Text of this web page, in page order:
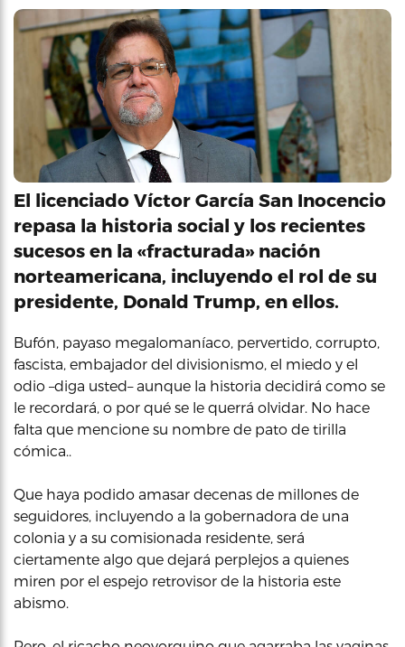
El licenciado Víctor García San Inocencio
repasa la historia social y los recientes
sucesos en la «fracturada» nación
norteamericana, incluyendo el rol de su
presidente, Donald Trump, en ellos.
Bufón, payaso megalomaníaco, pervertido, corrupto,
fascista, embajador del divisionismo, el miedo y el
odio –diga usted– aunque la historia decidirá como se
le recordará, o por qué se le querrá olvidar. No hace
falta que mencione su nombre de pato de tirilla
cómica..
Que haya podido amasar decenas de millones de
seguidores, incluyendo a la gobernadora de una
colonia y a su comisionada residente, será
ciertamente algo que dejará perplejos a quienes
miren por el espejo retrovisor de la historia este
abismo.